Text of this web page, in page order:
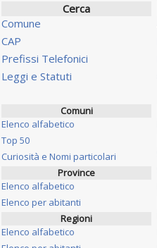
Cerca
Comune
CAP
Prefissi Telefonici
Leggi e Statuti
Comuni
Elenco alfabetico
Top 50
Curiosità e Nomi particolari
Province
Elenco alfabetico
Elenco per abitanti
Regioni
Elenco alfabetico